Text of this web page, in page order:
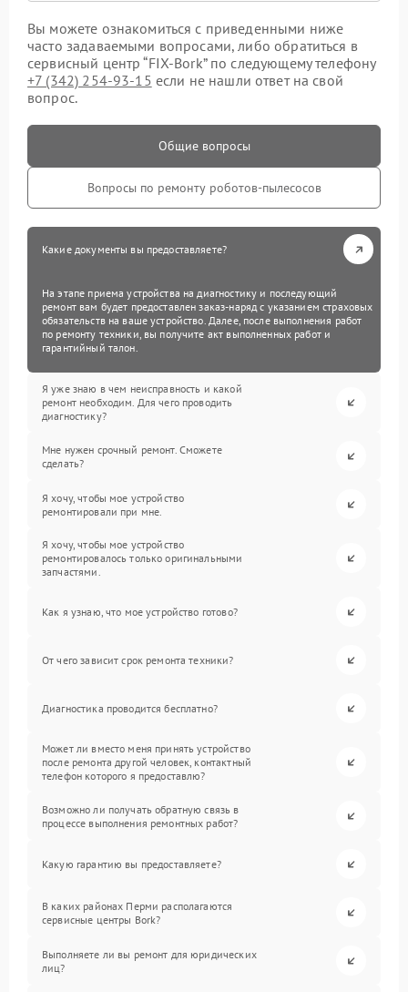
Вы можете ознакомиться с приведенными ниже
часто задаваемыми вопросами, либо обратиться в
сервисный центр “FIX-Bork” по следующему телефону
+7 (342) 254-93-15 если не нашли ответ на свой
вопрос.
Общие вопросы
Вопросы по ремонту роботов-пылесосов
Какие документы вы предоставляете?
На этапе приема устройства на диагностику и последующий
ремонт вам будет предоставлен заказ-наряд с указанием страховых
обязательств на ваше устройство. Далее, после выполнения работ
по ремонту техники, вы получите акт выполненных работ и
гарантийный талон.
Я уже знаю в чем неисправность и какой
ремонт необходим. Для чего проводить
диагностику?
Мне нужен срочный ремонт. Сможете
сделать?
Я хочу, чтобы мое устройство
ремонтировали при мне.
Я хочу, чтобы мое устройство
ремонтировалось только оригинальными
запчастями.
Как я узнаю, что мое устройство готово?
От чего зависит срок ремонта техники?
Диагностика проводится бесплатно?
Может ли вместо меня принять устройство
после ремонта другой человек, контактный
телефон которого я предоставлю?
Возможно ли получать обратную связь в
процессе выполнения ремонтных работ?
Какую гарантию вы предоставляете?
В каких районах Перми располагаются
сервисные центры Bork?
Выполняете ли вы ремонт для юридических
лиц?